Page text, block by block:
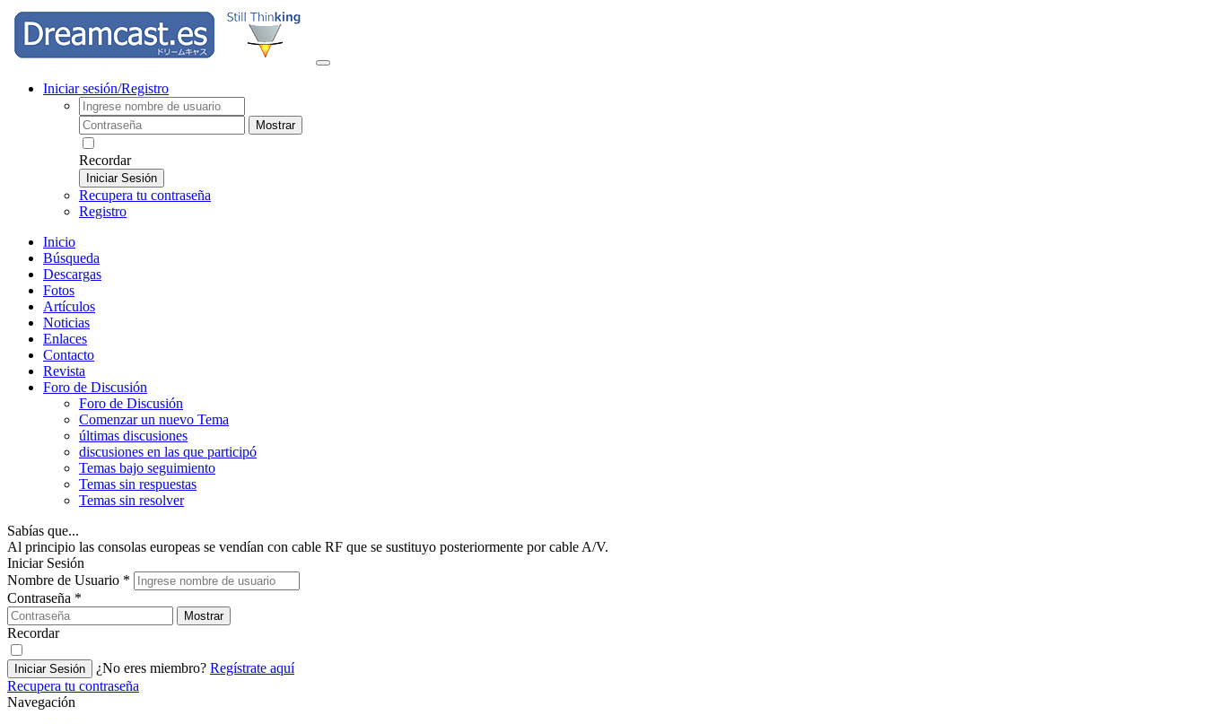
Iniciar sesión/Registro
Mostrar
Recordar
Iniciar Sesión
Recupera tu contraseña
Registro
Inicio
Búsqueda
Descargas
Fotos
Artículos
Noticias
Enlaces
Contacto
Revista
Foro de Discusión
Foro de Discusión
Comenzar un nuevo Tema
últimas discusiones
discusiones en las que participó
Temas bajo seguimiento
Temas sin respuestas
Temas sin resolver
Sabías que...
Al principio las consolas europeas se vendían con cable RF que se sustituyo posteriormente por cable A/V.
Iniciar Sesión
Nombre de Usuario *
Contraseña *
Mostrar
Recordar
Iniciar Sesión ¿No eres miembro? Regístrate aquí
Recupera tu contraseña
Navegación